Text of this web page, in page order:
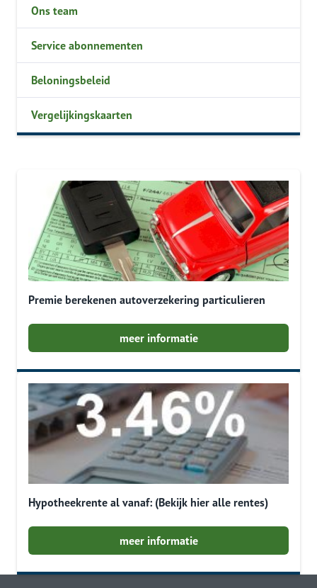
Ons team
Service abonnementen
Beloningsbeleid
Vergelijkingskaarten
Premie berekenen autoverzekering particulieren
meer informatie
Hypotheekrente al vanaf: (Bekijk hier alle rentes)
meer informatie